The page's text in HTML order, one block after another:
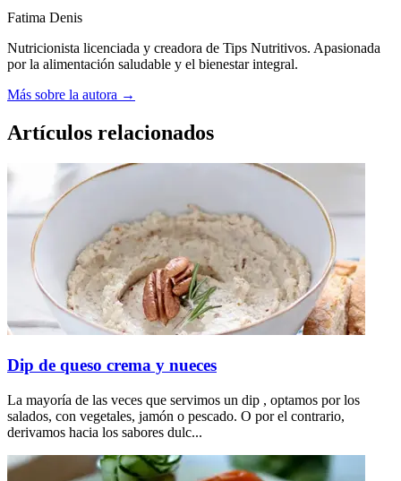
Fatima Denis
Nutricionista licenciada y creadora de Tips Nutritivos. Apasionada
por la alimentación saludable y el bienestar integral.
Más sobre la autora →
Artículos relacionados
Dip de queso crema y nueces
La mayoría de las veces que servimos un dip , optamos por los
salados, con vegetales, jamón o pescado. O por el contrario,
derivamos hacia los sabores dulc...